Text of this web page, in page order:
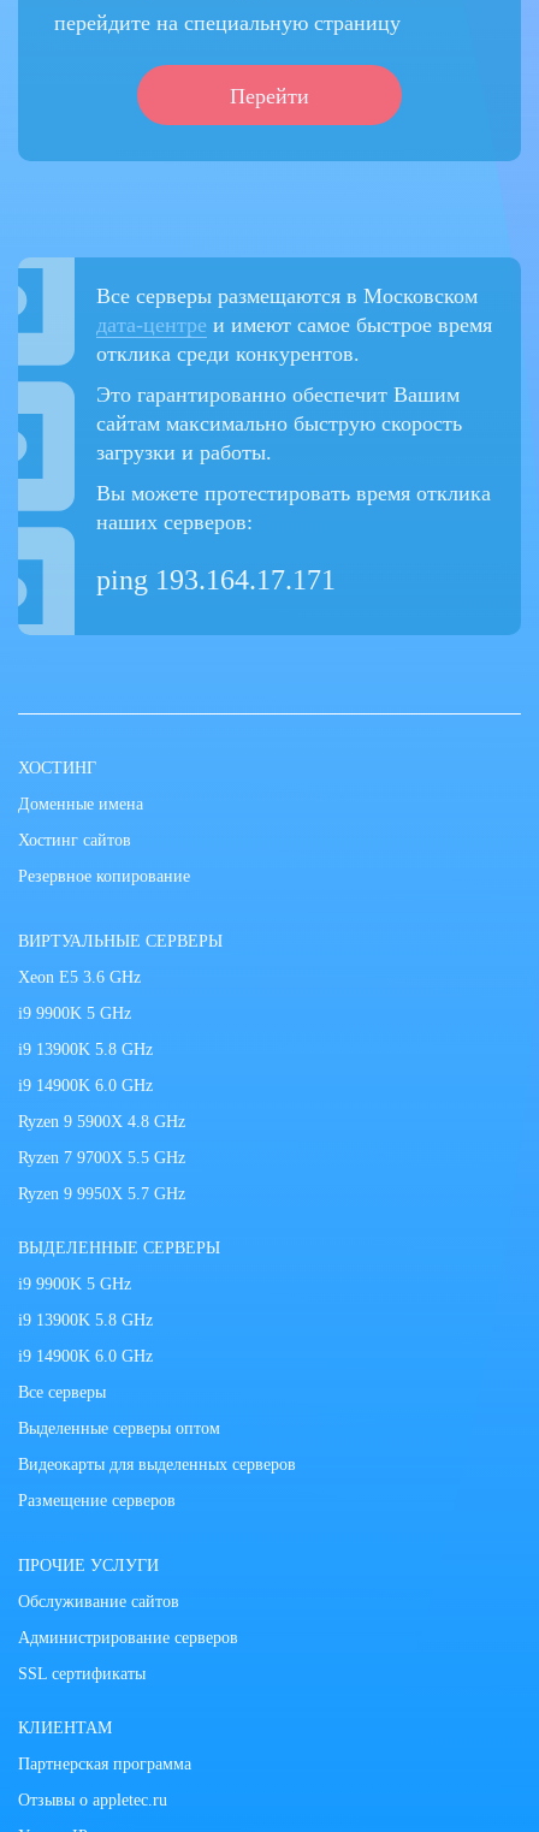
перейдите на специальную страницу
Перейти
Все серверы размещаются в Московском
дата-центре и имеют самое быстрое время
отклика среди конкурентов.
Это гарантированно обеспечит Вашим
сайтам максимально быструю скорость
загрузки и работы.
Вы можете протестировать время отклика
наших серверов:
ping 193.164.17.171
ХОСТИНГ
Доменные имена
Хостинг сайтов
Резервное копирование
ВИРТУАЛЬНЫЕ СЕРВЕРЫ
Xeon E5 3.6 GHz
i9 9900K 5 GHz
i9 13900K 5.8 GHz
i9 14900K 6.0 GHz
Ryzen 9 5900X 4.8 GHz
Ryzen 7 9700X 5.5 GHz
Ryzen 9 9950X 5.7 GHz
ВЫДЕЛЕННЫЕ СЕРВЕРЫ
i9 9900K 5 GHz
i9 13900K 5.8 GHz
i9 14900K 6.0 GHz
Все серверы
Выделенные серверы оптом
Видеокарты для выделенных серверов
Размещение серверов
ПРОЧИЕ УСЛУГИ
Обслуживание сайтов
Администрирование серверов
SSL сертификаты
КЛИЕНТАМ
Партнерская программа
Отзывы о appletec.ru